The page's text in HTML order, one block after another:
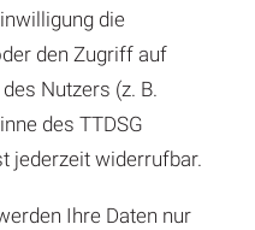
die
den Zugriff auf
Nutzers (z. B.
des TTDSG
jederzeit widerrufbar.
Ihre Daten nur